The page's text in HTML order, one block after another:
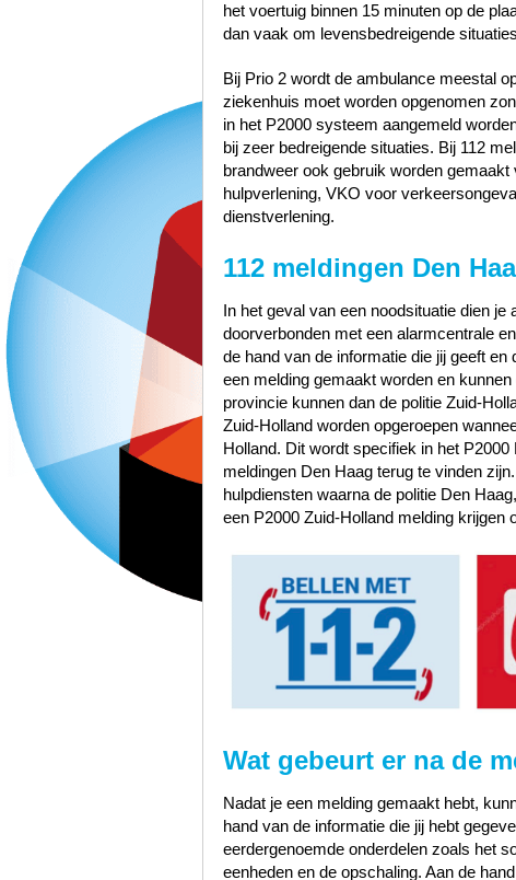
het voertuig binnen 15 minuten op de
dan vaak om levensbedreigende
Bij Prio 2 wordt de ambulance meestal
ziekenhuis moet worden opgenomen
in het P2000 systeem aangemeld
bij zeer bedreigende situaties. Bij 112
brandweer ook gebruik worden
hulpverlening, VKO voor
dienstverlening.
112 meldingen Den
In het geval van een noodsituatie dien
doorverbonden met een alarmcentrale
de hand van de informatie die jij geeft
een melding gemaakt worden en
provincie kunnen dan de politie Zuid-
Zuid-Holland worden opgeroepen
Holland. Dit wordt specifiek in het
meldingen Den Haag terug te vinden
hulpdiensten waarna de politie Den
een P2000 Zuid-Holland melding krijgen
Wat gebeurt er na de
Nadat je een melding gemaakt hebt,
hand van de informatie die jij hebt
eerdergenoemde onderdelen zoals het
eenheden en de opschaling. Aan de